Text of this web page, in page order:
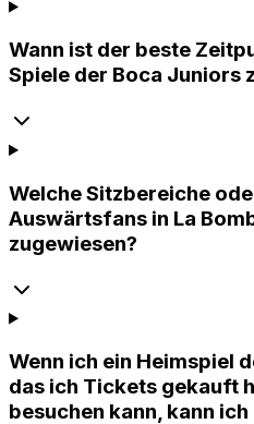
Wann ist der beste
Spiele der Boca Juniors
Welche Sitzbereiche
Auswärtsfans in La
zugewiesen?
Wenn ich ein Heimspiel
das ich Tickets gekauft
besuchen kann, kann ich